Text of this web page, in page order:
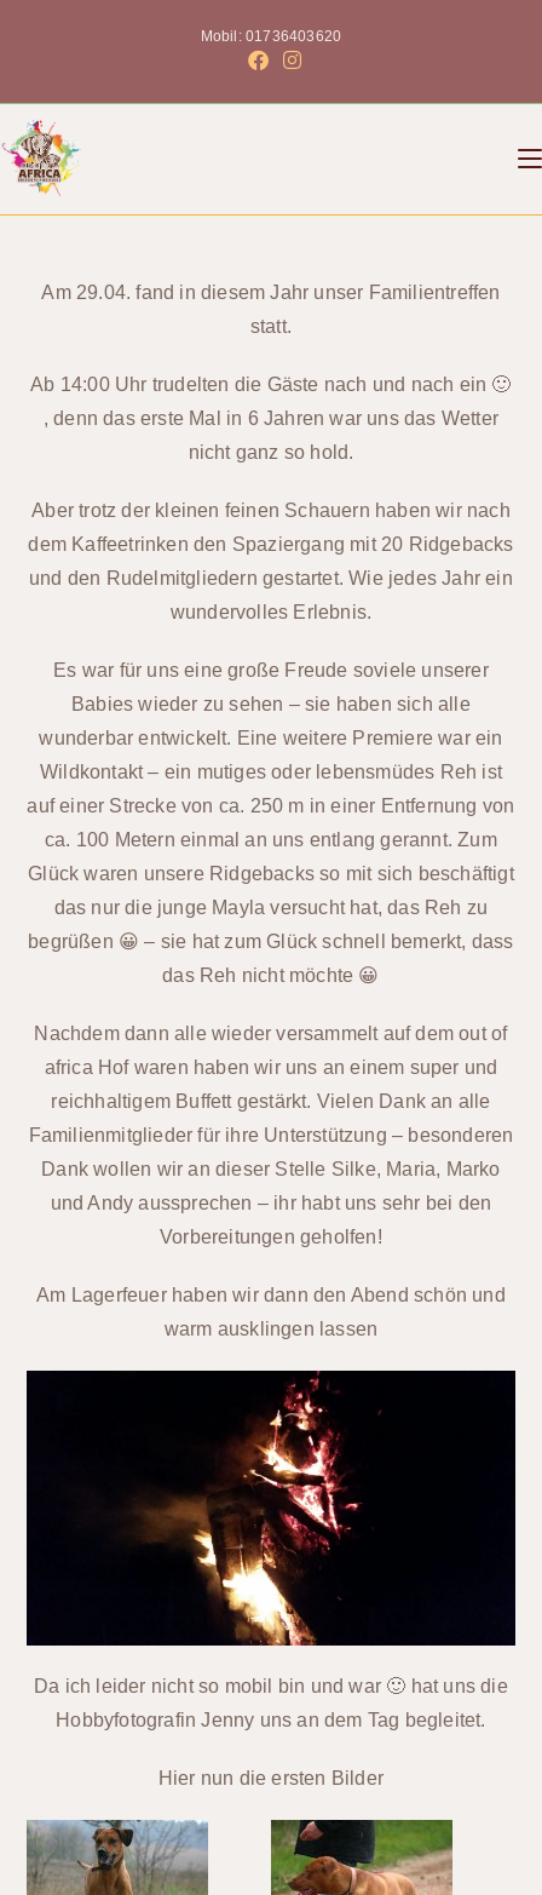
Mobil: 01736403620
Am 29.04. fand in diesem Jahr unser Familientreffen
statt.
Ab 14:00 Uhr trudelten die Gäste nach und nach ein 🙂
, denn das erste Mal in 6 Jahren war uns das Wetter
nicht ganz so hold.
Aber trotz der kleinen feinen Schauern haben wir nach
dem Kaffeetrinken den Spaziergang mit 20 Ridgebacks
und den Rudelmitgliedern gestartet. Wie jedes Jahr ein
wundervolles Erlebnis.
Es war für uns eine große Freude soviele unserer
Babies wieder zu sehen – sie haben sich alle
wunderbar entwickelt. Eine weitere Premiere war ein
Wildkontakt – ein mutiges oder lebensmüdes Reh ist
auf einer Strecke von ca. 250 m in einer Entfernung von
ca. 100 Metern einmal an uns entlang gerannt. Zum
Glück waren unsere Ridgebacks so mit sich beschäftigt
das nur die junge Mayla versucht hat, das Reh zu
begrüßen 😀 – sie hat zum Glück schnell bemerkt, dass
das Reh nicht möchte 😀
Nachdem dann alle wieder versammelt auf dem out of
africa Hof waren haben wir uns an einem super und
reichhaltigem Buffett gestärkt. Vielen Dank an alle
Familienmitglieder für ihre Unterstützung – besonderen
Dank wollen wir an dieser Stelle Silke, Maria, Marko
und Andy aussprechen – ihr habt uns sehr bei den
Vorbereitungen geholfen!
Am Lagerfeuer haben wir dann den Abend schön und
warm ausklingen lassen
Da ich leider nicht so mobil bin und war 🙂 hat uns die
Hobbyfotografin Jenny uns an dem Tag begleitet.
Hier nun die ersten Bilder